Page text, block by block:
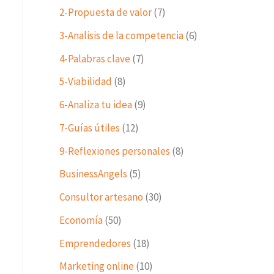
2-Propuesta de valor(7)
3-Analisis de la competencia(6)
4-Palabras clave(7)
5-Viabilidad (8)
6-Analiza tu idea(9)
7-Guías útiles (12)
9-Reflexiones personales (8)
BusinessAngels (5)
Consultor artesano (30)
Economía(50)
Emprendedores (18)
Marketing online(10)